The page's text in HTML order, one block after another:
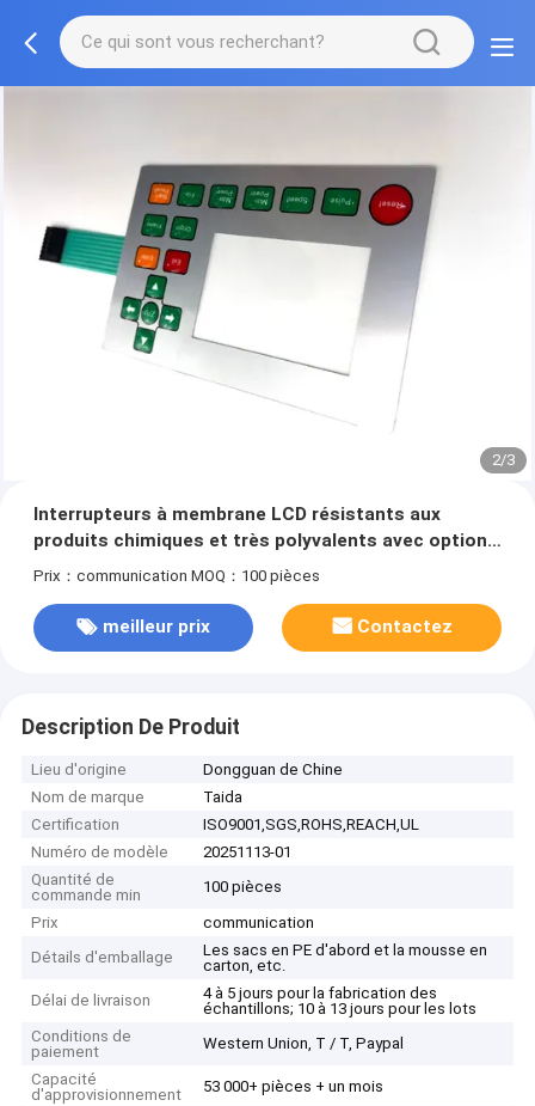
2/3
Interrupteurs à membrane LCD résistants aux
produits chimiques et très polyvalents avec options
de gaufrage pour une durabilité et une
Prix：communication MOQ：100 pièces
meilleur prix Contactez
Description De Produit
Lieu d'origine
Dongguan de Chine
Nom de marque
Taida
Certification
ISO9001,SGS,ROHS,REACH,UL
Numéro de modèle
20251113-01
Quantité de
commande min
100 pièces
Prix
communication
Détails d'emballage
Les sacs en PE d'abord et la mousse en
carton, etc.
Délai de livraison
4 à 5 jours pour la fabrication des
échantillons; 10 à 13 jours pour les lots
Conditions de
paiement
Western Union, T / T, Paypal
Capacité
d'approvisionnement
53 000+ pièces + un mois